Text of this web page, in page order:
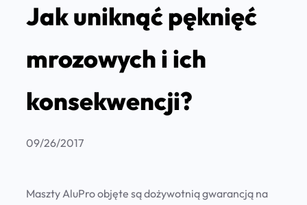
Jak uniknąć pęknięć
mrozowych i ich
konsekwencji?
09/26/2017
Maszty AluPro objęte są dożywotnią gwarancją na